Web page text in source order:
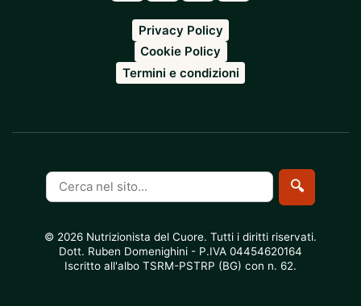
Privacy Policy
Cookie Policy
Termini e condizioni
Cerca
nel
sito
🔍
© 2026 Nutrizionista del Cuore. Tutti i diritti riservati.
Dott. Ruben Domenighini - P.IVA 04454620164
Iscritto all'albo TSRM-PSTRP (BG) con n. 62.